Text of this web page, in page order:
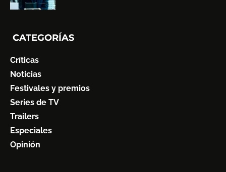
CATEGORÍAS
Críticas
Noticias
Festivales y premios
Series de TV
Trailers
Especiales
Opinión